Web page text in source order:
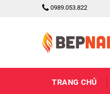
0989.053.822
TRANG CHỦ